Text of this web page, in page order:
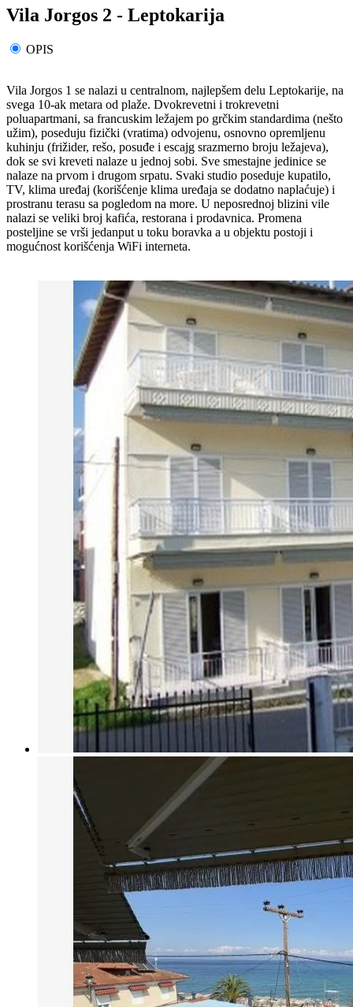
Vila Jorgos 2 - Leptokarija
OPIS
Vila Jorgos 1 se nalazi u centralnom, najlepšem delu Leptokarije, na
svega 10-ak metara od plaže. Dvokrevetni i trokrevetni
poluapartmani, sa francuskim ležajem po grčkim standardima (nešto
užim), poseduju fizički (vratima) odvojenu, osnovno opremljenu
kuhinju (frižider, rešo, posuđe i escajg srazmerno broju ležajeva),
dok se svi kreveti nalaze u jednoj sobi. Sve smestajne jedinice se
nalaze na prvom i drugom srpatu. Svaki studio poseduje kupatilo,
TV, klima uređaj (korišćenje klima uređaja se dodatno naplaćuje) i
prostranu terasu sa pogledom na more. U neposrednoj blizini vile
nalazi se veliki broj kafića, restorana i prodavnica. Promena
posteljine se vrši jedanput u toku boravka a u objektu postoji i
mogućnost korišćenja WiFi interneta.